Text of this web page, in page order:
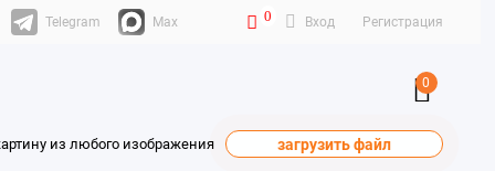
Telegram Max 0 Вход Регистрация
0
из любого изображения загрузить файл